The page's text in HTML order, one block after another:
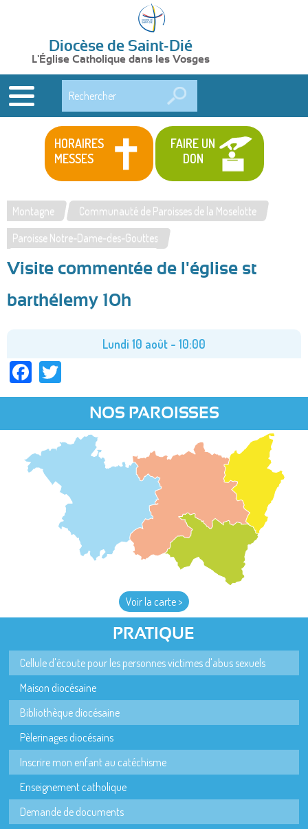
Diocèse de Saint-Dié
L'Église Catholique dans les Vosges
HORAIRES
MESSES
FAIRE UN
DON
Vous
êtes
ici
Montagne
Communauté de Paroisses de la Moselotte
Paroisse Notre-Dame-des-Gouttes
Visite commentée de l'église st
barthélemy 10h
Lundi 10 août - 10:00
Facebook
NOS PAROISSES
Voir la carte >
PRATIQUE
Cellule d'écoute pour les personnes victimes d'abus sexuels
Maison diocésaine
Bibliothèque diocésaine
Pèlerinages diocésains
Inscrire mon enfant au catéchisme
Enseignement catholique
Demande de documents